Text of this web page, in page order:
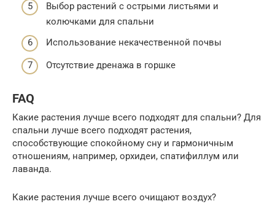
Выбор растений с острыми листьями и
колючками для спальни
Использование некачественной почвы
Отсутствие дренажа в горшке
FAQ
Какие растения лучше всего подходят для спальни? Для
спальни лучше всего подходят растения,
способствующие спокойному сну и гармоничным
отношениям, например, орхидеи, спатифиллум или
лаванда.
Какие растения лучше всего очищают воздух?